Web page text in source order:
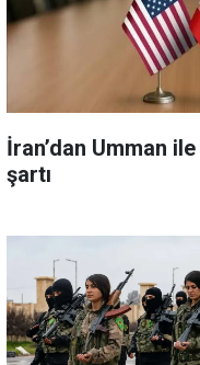
İran’dan Umman
şartı